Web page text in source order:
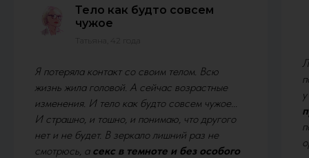
Тело как будто совсем
чужое
Татьяна, 42 года
Я потеряла контакт со своим телом. Всю
жизнь жила головой. А сейчас возрастные
изменения. И тело как будто совсем чужое...
И страшно, и тошно, и понимаю, что другого
нет и не будет. В зеркало лишний раз не
смотрюсь, а секс в темноте и без особого